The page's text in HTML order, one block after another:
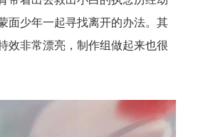
面少年一起寻找离开的办法。其
效非常漂亮，制作组做起来也很